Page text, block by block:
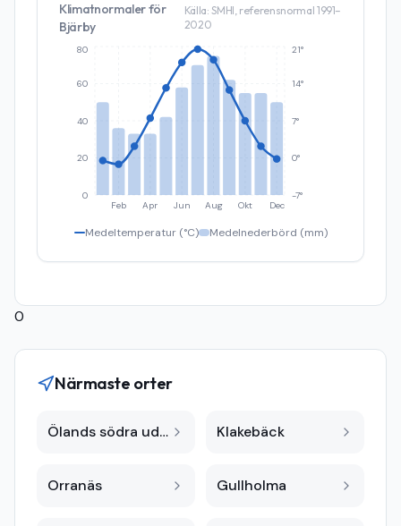
Klimatnormaler för
Bjärby
Källa: SMHI, referensnormal 1991–
2020
Feb Apr Jun Aug Okt Dec
0
20
40
60
80
-7°
0°
7°
14°
21°
Medeltemperatur (°C) Medelnederbörd (mm)
0
Närmaste orter
Ölands södra udde A Klakebäck
Orranäs Gullholma